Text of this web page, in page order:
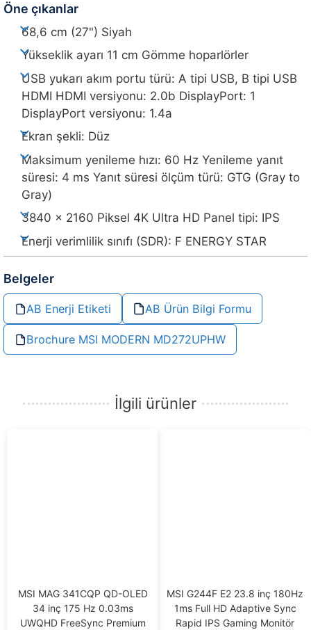
Öne çıkanlar
68,6 cm (27") Siyah
Yükseklik ayarı 11 cm Gömme hoparlörler
USB yukarı akım portu türü: A tipi USB, B tipi USB
HDMI HDMI versiyonu: 2.0b DisplayPort: 1
DisplayPort versiyonu: 1.4a
Ekran şekli: Düz
Maksimum yenileme hızı: 60 Hz Yenileme yanıt
süresi: 4 ms Yanıt süresi ölçüm türü: GTG (Gray to
Gray)
3840 x 2160 Piksel 4K Ultra HD Panel tipi: IPS
Enerji verimlilik sınıfı (SDR): F ENERGY STAR
Belgeler
AB Enerji Etiketi AB Ürün Bilgi Formu
Brochure MSI MODERN MD272UPHW
İlgili ürünler
MSI MAG 341CQP QD-OLED
34 inç 175 Hz 0.03ms
UWQHD FreeSync Premium
MSI G244F E2 23.8 inç 180Hz
1ms Full HD Adaptive Sync
Rapid IPS Gaming Monitör